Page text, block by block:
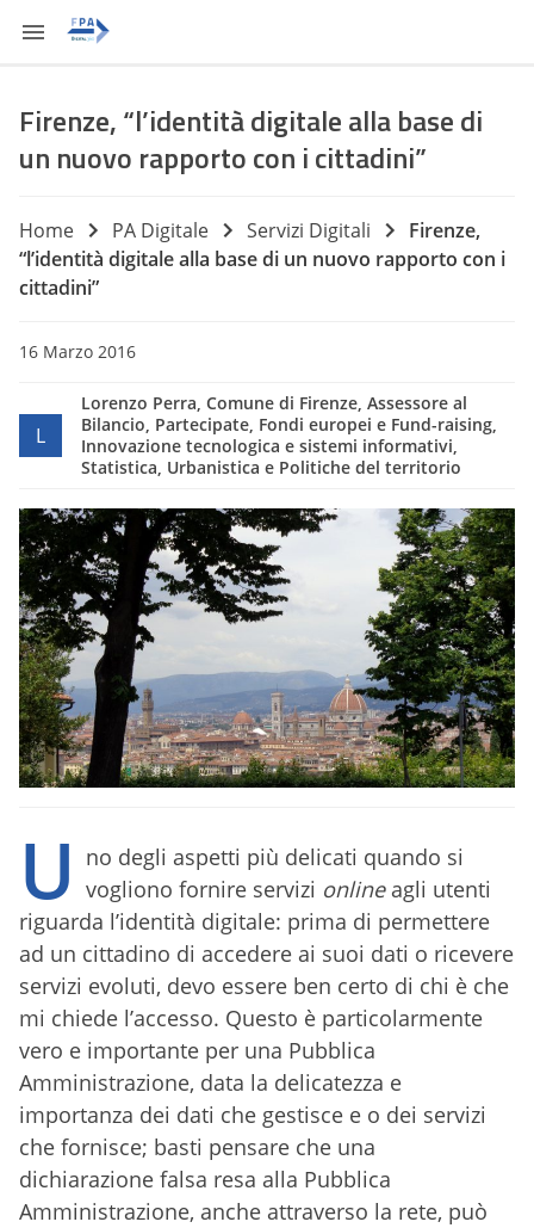
Firenze, “l’identità digitale alla base di
un nuovo rapporto con i cittadini”
Home PA Digitale Servizi Digitali
Firenze,
“l’identità digitale alla base di un nuovo rapporto con i
cittadini”
16 Marzo 2016
L
Lorenzo Perra, Comune di Firenze, Assessore al
Bilancio, Partecipate, Fondi europei e Fund-raising,
Innovazione tecnologica e sistemi informativi,
Statistica, Urbanistica e Politiche del territorio
U
no degli aspetti più delicati quando si
vogliono fornire servizi onlineagli utenti
riguarda l’identità digitale: prima di permettere
ad un cittadino di accedere ai suoi dati o ricevere
servizi evoluti, devo essere ben certo di chi è che
mi chiede l’accesso. Questo è particolarmente
vero e importante per una Pubblica
Amministrazione, data la delicatezza e
importanza dei dati che gestisce e o dei servizi
che fornisce; basti pensare che una
dichiarazione falsa resa alla Pubblica
Amministrazione, anche attraverso la rete, può